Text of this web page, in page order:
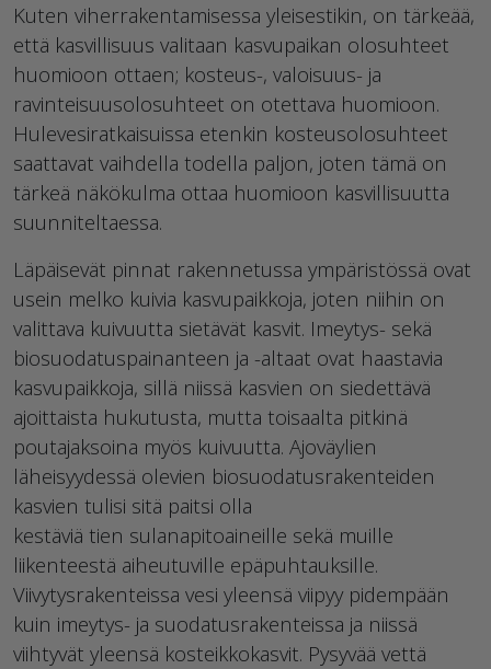
Kuten viherrakentamisessa yleisestikin, on tärkeää,
että kasvillisuus valitaan kasvupaikan olosuhteet
huomioon ottaen; kosteus-, valoisuus- ja
ravinteisuusolosuhteet on otettava huomioon.
Hulevesiratkaisuissa etenkin kosteusolosuhteet
saattavat vaihdella todella paljon, joten tämä on
tärkeä näkökulma ottaa huomioon kasvillisuutta
suunniteltaessa.
Läpäisevät pinnat rakennetussa ympäristössä ovat
usein melko kuivia kasvupaikkoja, joten niihin on
valittava kuivuutta sietävät kasvit. Imeytys- sekä
biosuodatuspainanteen ja -altaat ovat haastavia
kasvupaikkoja, sillä niissä kasvien on siedettävä
ajoittaista hukutusta, mutta toisaalta pitkinä
poutajaksoina myös kuivuutta. Ajoväylien
läheisyydessä olevien biosuodatusrakenteiden
kasvien tulisi sitä paitsi olla
kestäviä tien sulanapitoaineille sekä muille
liikenteestä aiheutuville epäpuhtauksille.
Viivytysrakenteissa vesi yleensä viipyy pidempään
kuin imeytys- ja suodatusrakenteissa ja niissä
viihtyvät yleensä kosteikkokasvit. Pysyvää vettä